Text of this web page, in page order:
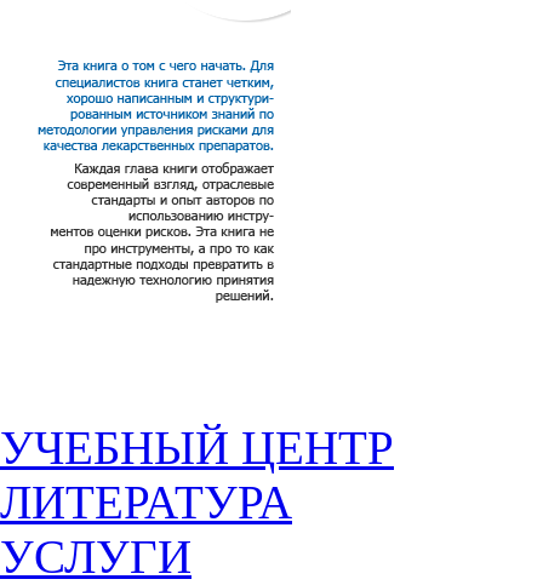
УЧЕБНЫЙ ЦЕНТР
ЛИТЕРАТУРА
УСЛУГИ